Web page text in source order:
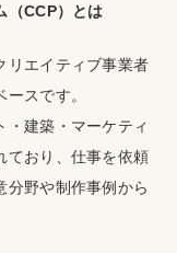
（CCP）とは
リエイティブ事業者
スです。
・建築・マーケティ
ており、仕事を依頼
分野や制作事例から